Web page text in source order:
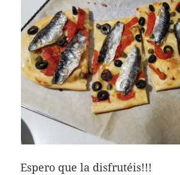
Espero que la disfrutéis!!!